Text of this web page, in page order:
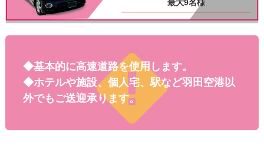
料金
最大9名様
◆基本的に高速道路を使用します。
◆ホテルや施設、個人宅、駅など羽田空港以
外でもご送迎承ります。